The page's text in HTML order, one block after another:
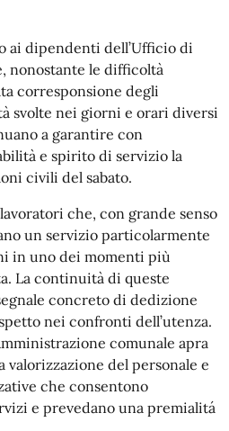
ai dipendenti dell’Ufficio di
nonostante le difficoltà
corresponsione degli
svolte nei giorni e orari diversi
a garantire con
e spirito di servizio la
civili del sabato.
che, con grande senso
un servizio particolarmente
in uno dei momenti più
La continuità di queste
concreto di dedizione
nei confronti dell’utenza.
comunale apra
valorizzazione del personale e
che consentono
e prevedano una premialitá